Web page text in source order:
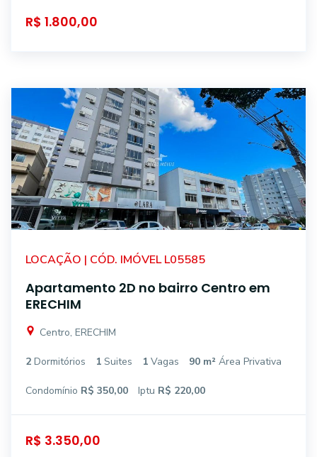
R$ 1.800,00
LOCAÇÃO | CÓD. IMÓVEL L05585
Apartamento 2D no bairro Centro em
ERECHIM
Centro, ERECHIM
2 Dormitórios 1 Suites 1 Vagas 90 m² Área Privativa
Condomínio R$ 350,00 Iptu R$ 220,00
R$ 3.350,00